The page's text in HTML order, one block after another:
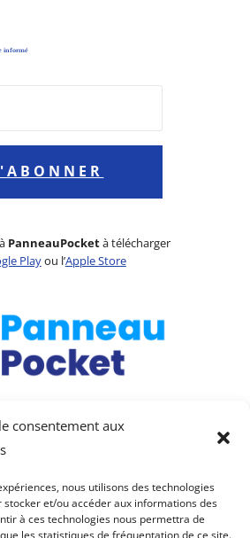
consentement aux
nous utilisons des technologies
stocker et/ou accéder aux informations des
à ces technologies nous permettra de
les statistiques de fréquentation de ce site.
informé
PanneauPocketà télécharger
Playou l’Apple Store
de-Lampon